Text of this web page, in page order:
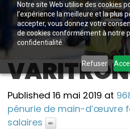
Notre site Web utilise des cookies
l’expérience la meilleure et la plus
accepter, vous donnez votre
de cookies conformément à notre
confidentialité.
Refuser
VARITRON
Published 16 mai 2019 at
pénurie de main-d’œuvre
salaires